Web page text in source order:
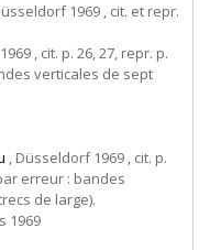
1969 , cit. et repr.
, cit. p. 26, 27, repr. p.
verticales de sept
, Düsseldorf 1969 , cit. p.
erreur : bandes
de large).
1969